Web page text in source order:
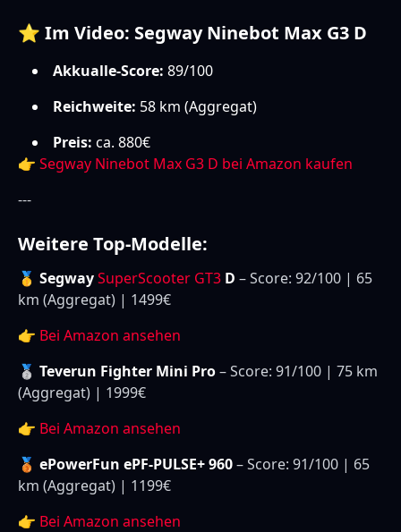
⭐ Im Video: Segway Ninebot Max G3 D
Akkualle-Score: 89/100
Reichweite: 58 km (Aggregat)
Preis: ca. 880€
👉 Segway Ninebot Max G3 D bei Amazon kaufen
---
Weitere Top-Modelle:
🥇 SegwaySuperScooter GT3 D – Score: 92/100 | 65
km (Aggregat) | 1499€
👉 Bei Amazon ansehen
🥈 Teverun Fighter Mini Pro– Score: 91/100 | 75 km
(Aggregat) | 1999€
👉 Bei Amazon ansehen
🥉 ePowerFun ePF-PULSE+ 960– Score: 91/100 | 65
km (Aggregat) | 1199€
👉 Bei Amazon ansehen